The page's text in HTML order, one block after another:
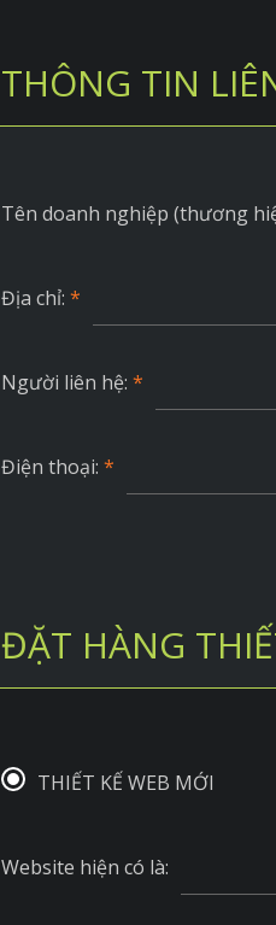
THÔNG TIN
Tên doanh nghiệp (thương
Địa chỉ: *
Người liên hệ: *
Điện thoại: *
ĐẶT HÀNG
THIẾT KẾ WEB MỚI
Website hiện có là: